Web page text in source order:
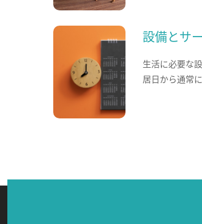
設備とサ
生活に必要な
居日から通常